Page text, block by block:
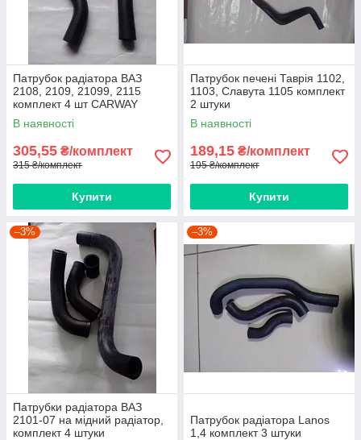
Патрубок радіатора ВАЗ
2108, 2109, 21099, 2115
комплект 4 шт CARWAY
В наявності
305,55 ₴/комплект
315 ₴/комплект
Купити
Патрубок печені Таврія 1102,
1103, Славута 1105 комплект
2 штуки
В наявності
189,15 ₴/комплект
195 ₴/комплект
Купити
–3%
Патрубки радіатора ВАЗ
2101-07 на мідний радіатор,
комплект 4 штуки
–3%
Патрубок радіатора Lanos
1,4 комплект 3 штуки